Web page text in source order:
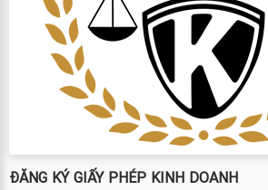
ĐĂNG KÝ GIẤY PHÉP KINH DOANH